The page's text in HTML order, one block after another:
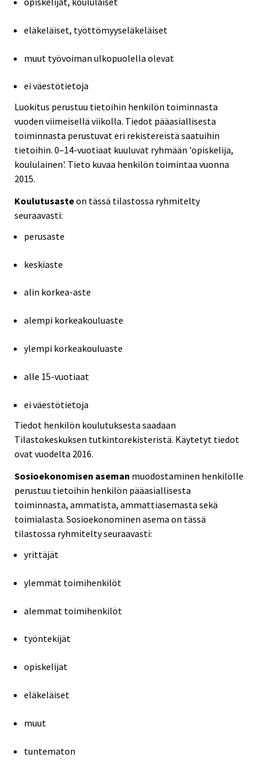
eläkeläiset, työttömyyseläkeläiset
muut työvoiman ulkopuolella olevat
ei väestötietoja
Luokitus perustuu tietoihin henkilön toiminnasta
vuoden viimeisellä viikolla. Tiedot pääasiallisesta
toiminnasta perustuvat eri rekistereistä saatuihin
tietoihin. 0–14-vuotiaat kuuluvat ryhmään 'opiskelija,
koululainen'. Tieto kuvaa henkilön toimintaa vuonna
2015.
Koulutusasteon tässä tilastossa ryhmitelty
seuraavasti:
perusaste
keskiaste
alin korkea-aste
alempi korkeakouluaste
ylempi korkeakouluaste
alle 15-vuotiaat
ei väestötietoja
Tiedot henkilön koulutuksesta saadaan
Tilastokeskuksen tutkintorekisteristä. Käytetyt tiedot
ovat vuodelta 2016.
Sosioekonomisen aseman muodostaminen henkilölle
perustuu tietoihin henkilön pääasiallisesta
toiminnasta, ammatista, ammattiasemasta sekä
toimialasta. Sosioekonominen asema on tässä
tilastossa ryhmitelty seuraavasti:
yrittäjät
ylemmät toimihenkilöt
alemmat toimihenkilöt
työntekijät
opiskelijat
eläkeläiset
muut
tuntematon